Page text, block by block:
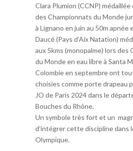
Clara Plumion (CCNP) médaillée
des Championnats du Monde
à Lignano en juin au 50m apnée
Daucé (Pays d’Aix Natation)
aux 5kms (monopalme) lors des
du Monde en eau libre à Santa
Colombie en septembre ont
choisies comme porte drapeau
JO de Paris 2024 dans le
Bouches du Rhône.
Un symbole très fort et un
d’intégrer cette discipline dans
Olympique.